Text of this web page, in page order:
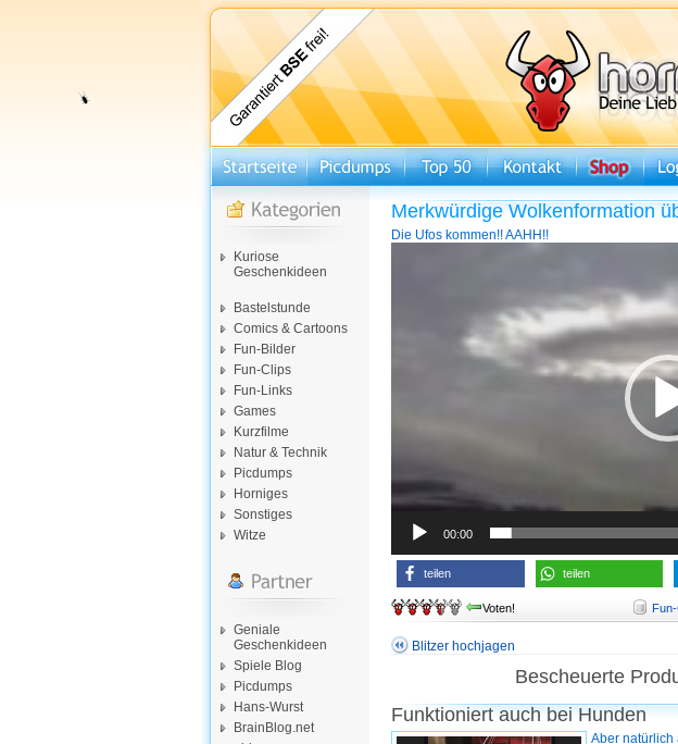
Kuriose
Geschenkideen
Bastelstunde
Comics & Cartoons
Fun-Bilder
Fun-Clips
Fun-Links
Games
Kurzfilme
Natur & Technik
Picdumps
Horniges
Sonstiges
Witze
Geniale
Geschenkideen
Spiele Blog
Picdumps
Hans-Wurst
BrainBlog.net
Merkwürdige Wolkenformation
Die Ufos kommen!! AAHH!!
00:00
teilen teilen
Voten!
Blitzer hochjagen
Bescheuerte
Funktioniert auch bei Hunden
Aber natürlich